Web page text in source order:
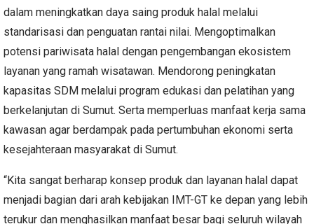
dalam meningkatkan daya saing produk halal melalui
standarisasi dan penguatan rantai nilai. Mengoptimalkan
potensi pariwisata halal dengan pengembangan ekosistem
layanan yang ramah wisatawan. Mendorong peningkatan
kapasitas SDM melalui program edukasi dan pelatihan yang
berkelanjutan di Sumut. Serta memperluas manfaat kerja sama
kawasan agar berdampak pada pertumbuhan ekonomi serta
kesejahteraan masyarakat di Sumut.
“Kita sangat berharap konsep produk dan layanan halal dapat
menjadi bagian dari arah kebijakan IMT-GT ke depan yang lebih
terukur dan menghasilkan manfaat besar bagi seluruh wilayah